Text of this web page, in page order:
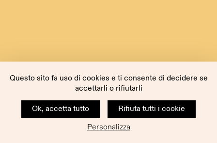
Questo sito fa uso di cookies e ti consente di decidere se
accettarli o rifiutarli
Ok, accetta tutto
Rifiuta tutti i cookie
Personalizza